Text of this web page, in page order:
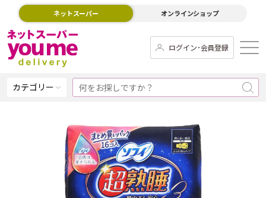
ネットスーパー オンラインショップ
ログイン･会員登録
カテゴリー